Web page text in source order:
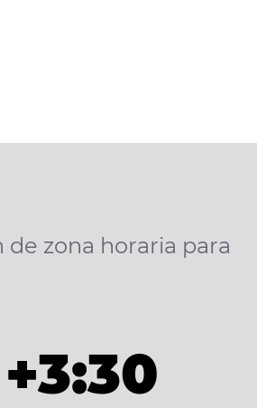
zona horaria para